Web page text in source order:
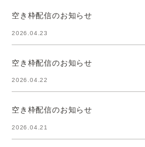
空き枠配信のお知らせ
2026.04.23
空き枠配信のお知らせ
2026.04.22
空き枠配信のお知らせ
2026.04.21